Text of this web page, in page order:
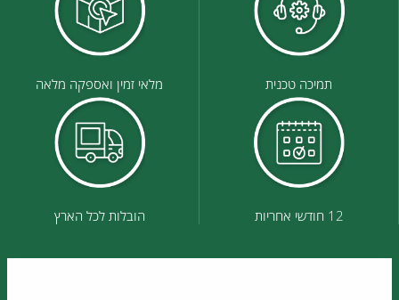
תמיכה טכנית מלאי זמין ואספקה מלאה
12 חודשי אחריות הובלות לכל הארץ